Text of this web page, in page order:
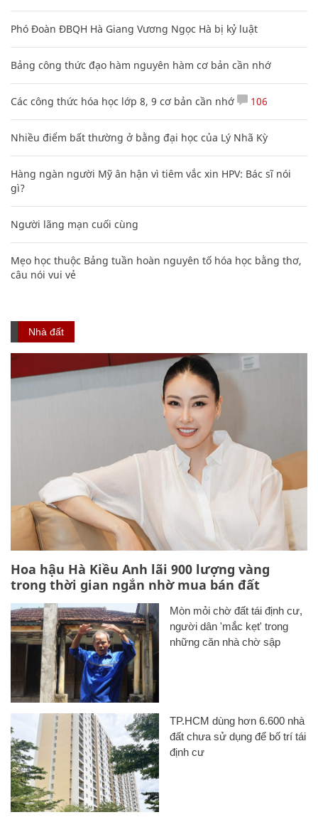
Phó Đoàn ĐBQH Hà Giang Vương Ngọc Hà bị kỷ luật
Bảng công thức đạo hàm nguyên hàm cơ bản cần nhớ
Các công thức hóa học lớp 8, 9 cơ bản cần nhớ 106
Nhiều điểm bất thường ở bằng đại học của Lý Nhã Kỳ
Hàng ngàn người Mỹ ân hận vì tiêm vắc xin HPV: Bác sĩ nói
gì?
Người lãng mạn cuối cùng
Mẹo học thuộc Bảng tuần hoàn nguyên tố hóa học bằng thơ,
câu nói vui vẻ
Nhà đất
Hoa hậu Hà Kiều Anh lãi 900 lượng vàng
trong thời gian ngắn nhờ mua bán đất
Mòn mỏi chờ đất tái định cư,
người dân 'mắc kẹt' trong
những căn nhà chờ sập
TP.HCM dùng hơn 6.600 nhà
đất chưa sử dụng để bố trí tái
định cư